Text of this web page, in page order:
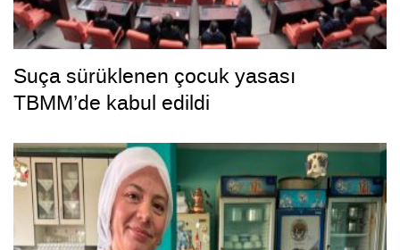
Suça sürüklenen çocuk yasası
TBMM’de kabul edildi